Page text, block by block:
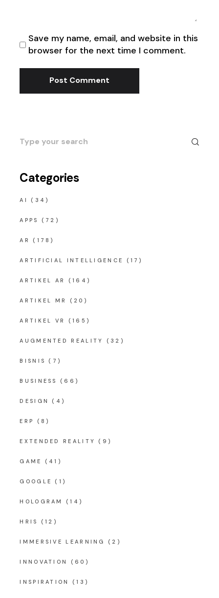
Save my name, email, and website in this
browser for the next time I comment.
Post Comment
Search
for:
Categories
AI (34)
APPS (72)
AR (178)
ARTIFICIAL INTELLIGENCE (17)
ARTIKEL AR (164)
ARTIKEL MR (20)
ARTIKEL VR (165)
AUGMENTED REALITY (32)
BISNIS (7)
BUSINESS (66)
DESIGN (4)
ERP (8)
EXTENDED REALITY (9)
GAME (41)
GOOGLE (1)
HOLOGRAM (14)
HRIS (12)
IMMERSIVE LEARNING (2)
INNOVATION (60)
INSPIRATION (13)